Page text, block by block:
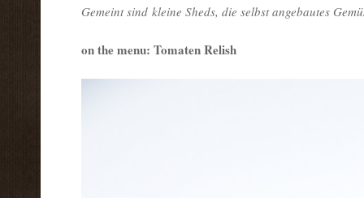
Gemeint sind kleine Sheds, die selbst angebautes
on the menu: Tomaten Relish